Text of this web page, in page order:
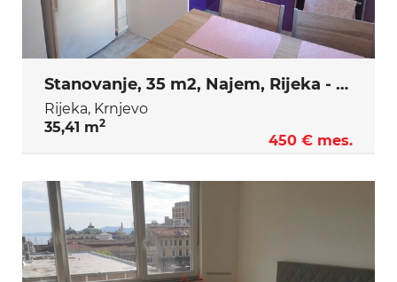
Stanovanje, 35 m2, Najem, Rijeka - Krnjevo
Rijeka, Krnjevo
35,41 m2
450 € mes.